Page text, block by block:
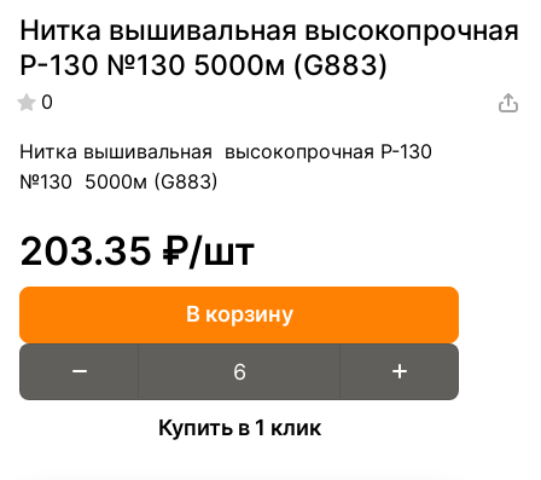
Нитка вышивальная высокопрочная
Р-130 №130 5000м (G883)
0
Нитка вышивальная высокопрочная Р-130
№130 5000м (G883)
203.35 ₽/шт
В корзину
Купить в 1 клик